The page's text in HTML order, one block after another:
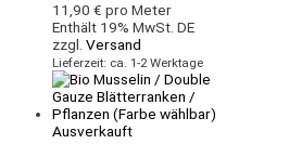
11,90 € pro Meter
Enthält 19% MwSt. DE
zzgl. Versand
Lieferzeit: ca. 1-2 Werktage
Ausverkauft